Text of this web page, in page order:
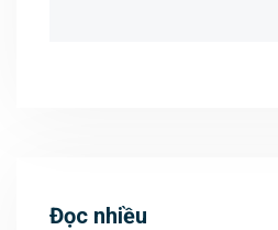
Đọc nhiều